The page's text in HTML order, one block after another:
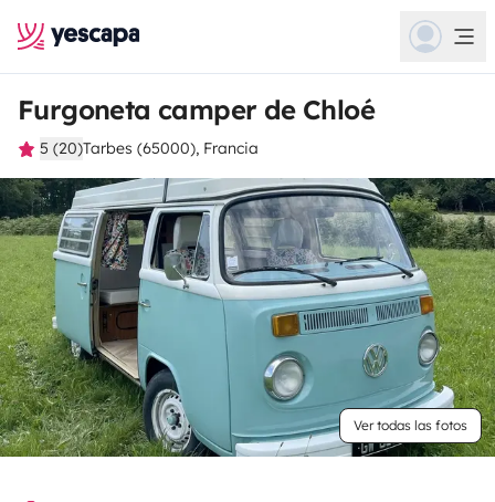
Furgoneta camper de Chloé
5 (20)Tarbes (65000), Francia
Ver todas las fotos